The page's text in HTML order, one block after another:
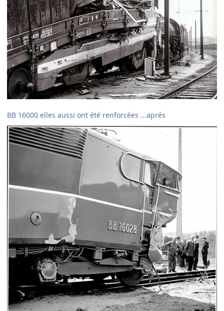
BB 16000 elles aussi ont été renforcées ...aprés